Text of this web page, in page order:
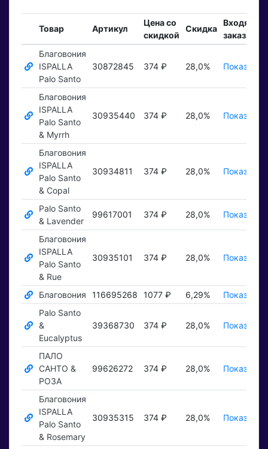
Товар Артикул
Цена со
скидкой
Скидка
Входящие
заказы
Благовония
ISPALLA
Palo Santo
30872845 374 ₽ 28,0% Показать
Благовония
ISPALLA
Palo Santo
& Myrrh
30935440 374 ₽ 28,0% Показать
Благовония
ISPALLA
Palo Santo
& Copal
30934811 374 ₽ 28,0% Показать
Palo Santo
& Lavender
99617001 374 ₽ 28,0% Показать
Благовония
ISPALLA
Palo Santo
& Rue
30935101 374 ₽ 28,0% Показать
Благовония 116695268 1077 ₽ 6,29%
Показать
Palo Santo
&
Eucalyptus
39368730 374 ₽ 28,0% Показать
ПАЛО
САНТО &
РОЗА
99626272 374 ₽ 28,0% Показать
Благовония
ISPALLA
Palo Santo
& Rosemary
30935315 374 ₽ 28,0% Показать